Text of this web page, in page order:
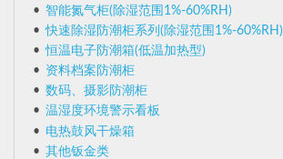
智能氮气柜(除湿范围1%-60%RH)
快速除湿防潮柜系列(除湿范围1%-60%RH)
恒温电子防潮箱(低温加热型)
资料档案防潮柜
数码、摄影防潮柜
温湿度环境警示看板
电热鼓风干燥箱
其他钣金类